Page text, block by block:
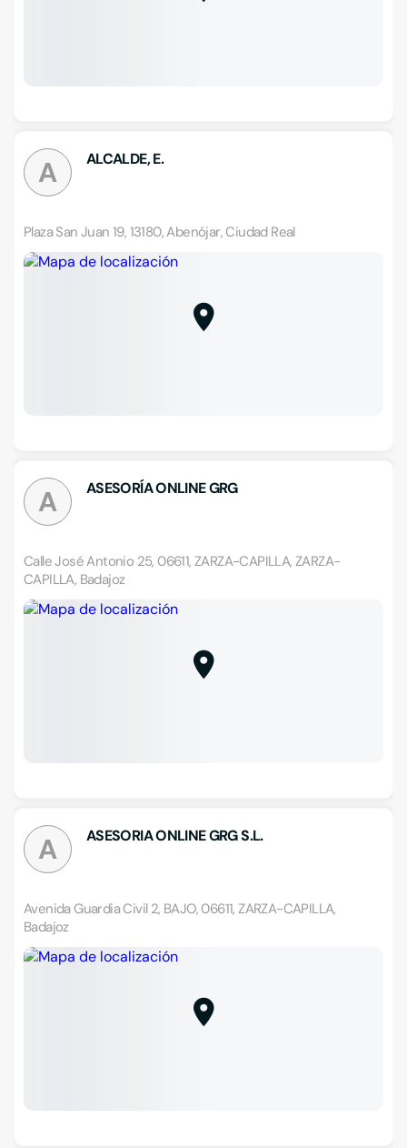
A ALCALDE, E.
Plaza San Juan 19, 13180, Abenójar, Ciudad Real
A ASESORÍA ONLINE GRG
Calle José Antonio 25, 06611, ZARZA-CAPILLA, ZARZA-
CAPILLA, Badajoz
A ASESORIA ONLINE GRG S.L.
Avenida Guardia Civil 2, BAJO, 06611, ZARZA-CAPILLA,
Badajoz